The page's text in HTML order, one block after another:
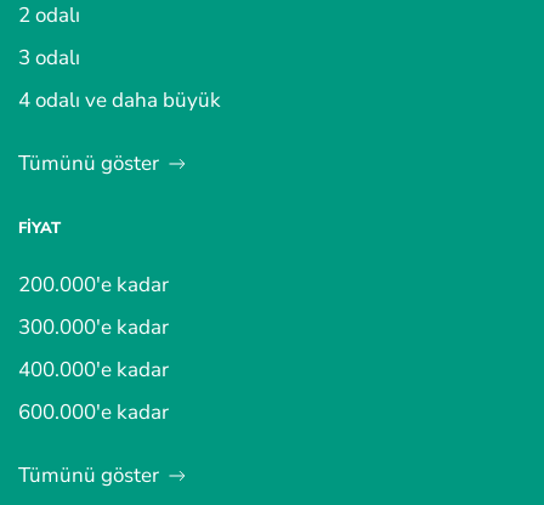
2 odalı
3 odalı
4 odalı ve daha büyük
Tümünü göster
FIYAT
200.000'e kadar
300.000'e kadar
400.000'e kadar
600.000'e kadar
Tümünü göster